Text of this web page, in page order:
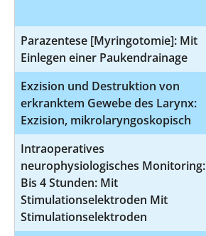
Parazentese [Myringotomie]: Mit
Einlegen einer Paukendrainage
Exzision und Destruktion von
erkranktem Gewebe des Larynx:
Exzision, mikrolaryngoskopisch
Intraoperatives
neurophysiologisches Monitoring:
Bis 4 Stunden: Mit
Stimulationselektroden Mit
Stimulationselektroden